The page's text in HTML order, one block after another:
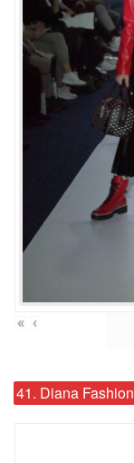
« ‹
41. Diana Fashion